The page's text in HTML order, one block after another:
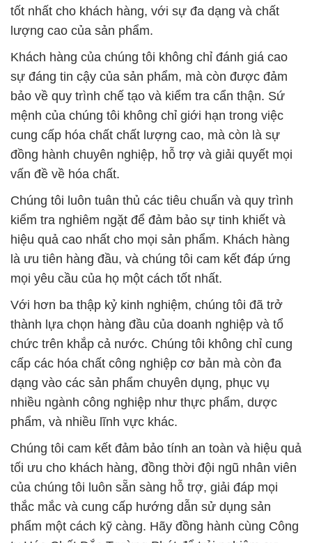
tốt nhất cho khách hàng, với sự đa dạng và chất
lượng cao của sản phẩm.
Khách hàng của chúng tôi không chỉ đánh giá cao
sự đáng tin cậy của sản phẩm, mà còn được đảm
bảo về quy trình chế tạo và kiểm tra cẩn thận. Sứ
mệnh của chúng tôi không chỉ giới hạn trong việc
cung cấp hóa chất chất lượng cao, mà còn là sự
đồng hành chuyên nghiệp, hỗ trợ và giải quyết mọi
vấn đề về hóa chất.
Chúng tôi luôn tuân thủ các tiêu chuẩn và quy trình
kiểm tra nghiêm ngặt để đảm bảo sự tinh khiết và
hiệu quả cao nhất cho mọi sản phẩm. Khách hàng
là ưu tiên hàng đầu, và chúng tôi cam kết đáp ứng
mọi yêu cầu của họ một cách tốt nhất.
Với hơn ba thập kỷ kinh nghiệm, chúng tôi đã trở
thành lựa chọn hàng đầu của doanh nghiệp và tổ
chức trên khắp cả nước. Chúng tôi không chỉ cung
cấp các hóa chất công nghiệp cơ bản mà còn đa
dạng vào các sản phẩm chuyên dụng, phục vụ
nhiều ngành công nghiệp như thực phẩm, dược
phẩm, và nhiều lĩnh vực khác.
Chúng tôi cam kết đảm bảo tính an toàn và hiệu quả
tối ưu cho khách hàng, đồng thời đội ngũ nhân viên
của chúng tôi luôn sẵn sàng hỗ trợ, giải đáp mọi
thắc mắc và cung cấp hướng dẫn sử dụng sản
phẩm một cách kỹ càng. Hãy đồng hành cùng Công